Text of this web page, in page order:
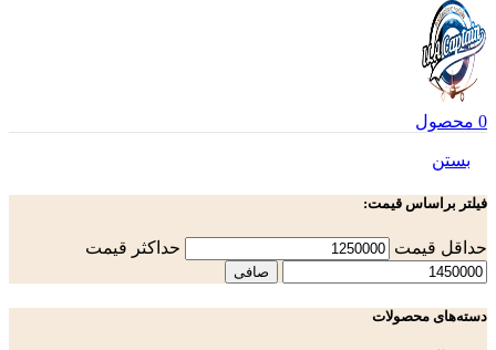
0 محصول
بستن
فیلتر براساس قیمت:
حداقل قیمت حداكثر قيمت
صافی
دسته‌های محصولات